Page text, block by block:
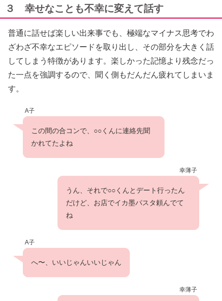
３ 幸せなことも不幸に変えて話す
普通に話せば楽しい出来事でも、極端なマイナス思考でわ
ざわざ不幸なエピソードを取り出し、その部分を大きく話
してしまう特徴があります。楽しかった記憶より残念だっ
た一点を強調するので、聞く側もだんだん疲れてしまいま
す。
A子
この間の合コンで、○○くんに連絡先聞
かれてたよね
幸薄子
うん、それで○○くんとデート行ったん
だけど、お店でイカ墨パスタ頼んでて
ね
A子
へ〜、いいじゃんいいじゃん
幸薄子